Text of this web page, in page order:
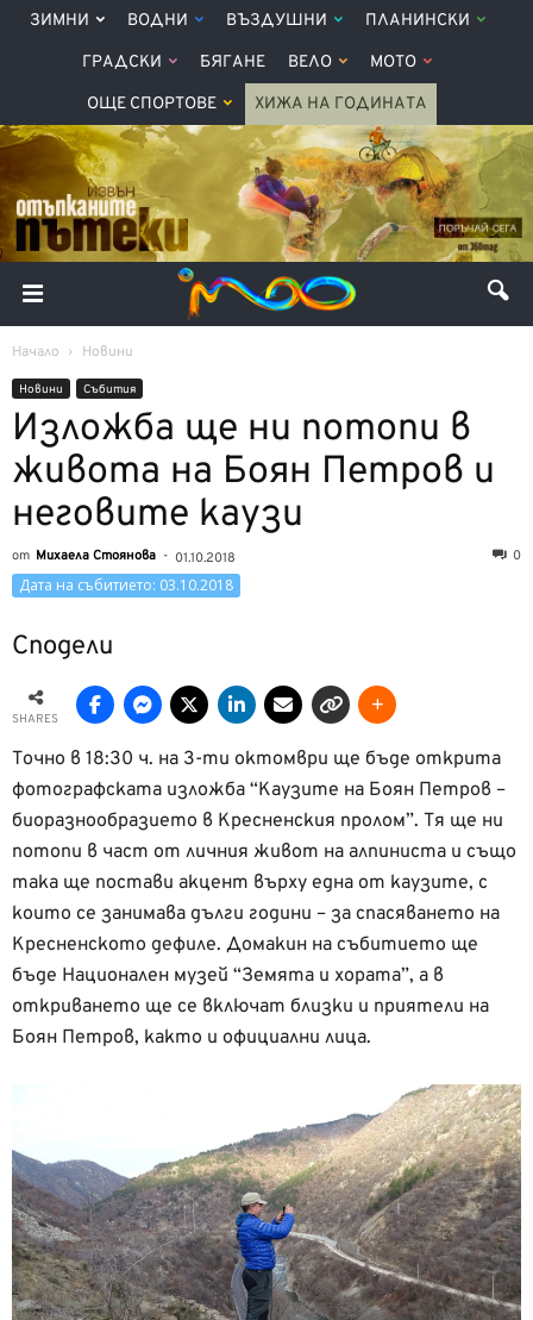
ЗИМНИ ВОДНИ ВЪЗДУШНИ ПЛАНИНСКИ
ГРАДСКИ БЯГАНЕ ВЕЛО МОТО
ОЩЕ СПОРТОВЕ ХИЖА НА ГОДИНАТА
Начало Новини
Новини Събития
Изложба ще ни потопи в
живота на Боян Петров и
неговите каузи
от Михаела Стоянова - 01.10.2018 0
Дата на събитието: 03.10.2018
Сподели
SHARES
Точно в 18:30 ч. на 3-ти октомври ще бъде открита
фотографската изложба “Каузите на Боян Петров –
биоразнообразието в Кресненския пролом”. Тя ще ни
потопи в част от личния живот на алпиниста и също
така ще постави акцент върху една от каузите, с
които се занимава дълги години – за спасяването на
Кресненското дефиле. Домакин на събитието ще
бъде Национален музей “Земята и хората”, а в
откриването ще се включат близки и приятели на
Боян Петров, както и официални лица.